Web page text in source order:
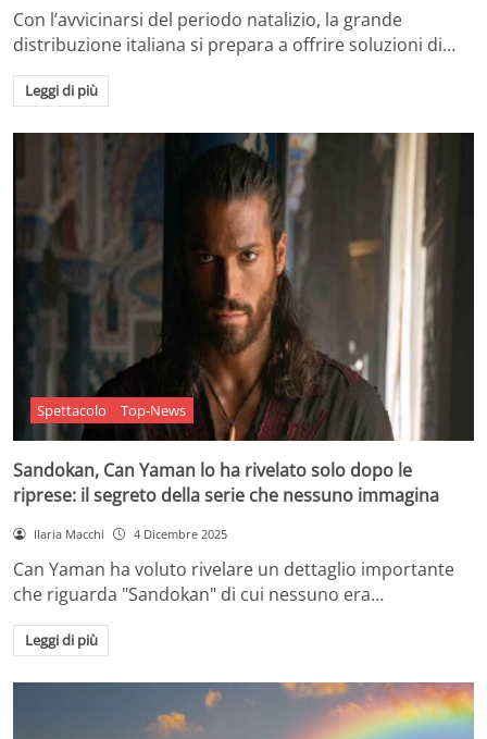
Con l’avvicinarsi del periodo natalizio, la grande
distribuzione italiana si prepara a offrire soluzioni di…
Leggi di più
Spettacolo Top-News
Sandokan, Can Yaman lo ha rivelato solo dopo le
riprese: il segreto della serie che nessuno immagina
Ilaria Macchi 4 Dicembre 2025
Can Yaman ha voluto rivelare un dettaglio importante
che riguarda "Sandokan" di cui nessuno era…
Leggi di più